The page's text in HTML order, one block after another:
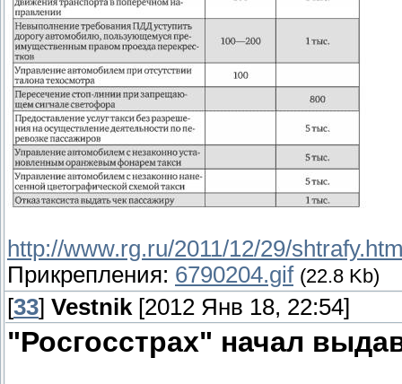
http://www.rg.ru/2011/12/29/
Прикрепления: 6790204.gif (22.8 Kb)
[33] Vestnik [2012 Янв 18, 22:54]
"Росгосстрах" начал